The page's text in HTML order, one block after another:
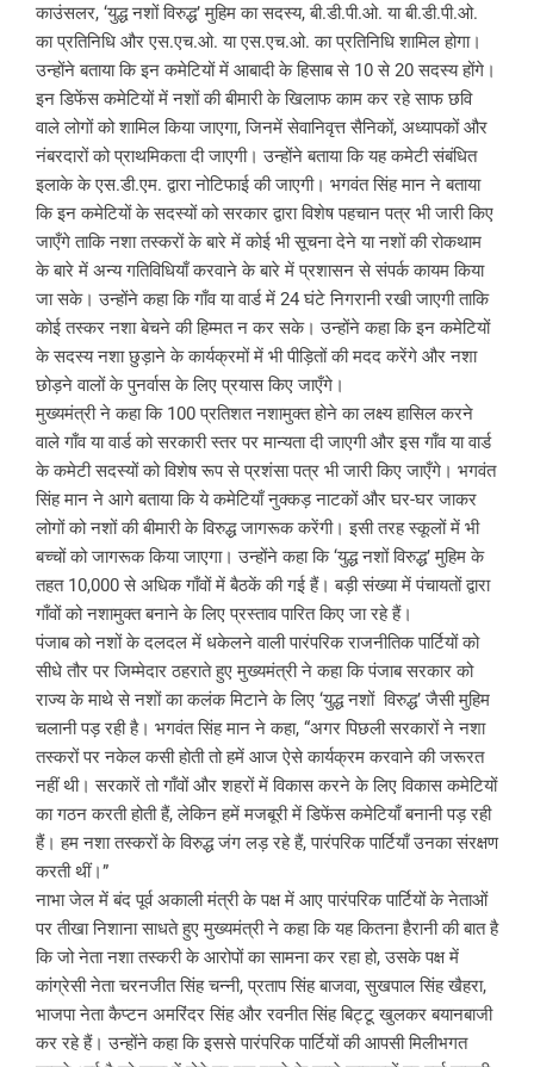
काउंसलर, ‘युद्ध नशों विरुद्ध’ मुहिम का सदस्य, बी.डी.पी.ओ. या बी.डी.पी.ओ.
का प्रतिनिधि और एस.एच.ओ. या एस.एच.ओ. का प्रतिनिधि शामिल होगा।
उन्होंने बताया कि इन कमेटियों में आबादी के हिसाब से 10 से 20 सदस्य होंगे।
इन डिफेंस कमेटियों में नशों की बीमारी के खिलाफ काम कर रहे साफ छवि
वाले लोगों को शामिल किया जाएगा, जिनमें सेवानिवृत्त सैनिकों, अध्यापकों और
नंबरदारों को प्राथमिकता दी जाएगी। उन्होंने बताया कि यह कमेटी संबंधित
इलाके के एस.डी.एम. द्वारा नोटिफाई की जाएगी। भगवंत सिंह मान ने बताया
कि इन कमेटियों के सदस्यों को सरकार द्वारा विशेष पहचान पत्र भी जारी किए
जाएँगे ताकि नशा तस्करों के बारे में कोई भी सूचना देने या नशों की रोकथाम
के बारे में अन्य गतिविधियाँ करवाने के बारे में प्रशासन से संपर्क कायम किया
जा सके। उन्होंने कहा कि गाँव या वार्ड में 24 घंटे निगरानी रखी जाएगी ताकि
कोई तस्कर नशा बेचने की हिम्मत न कर सके। उन्होंने कहा कि इन कमेटियों
के सदस्य नशा छुड़ाने के कार्यक्रमों में भी पीड़ितों की मदद करेंगे और नशा
छोड़ने वालों के पुनर्वास के लिए प्रयास किए जाएँगे।
मुख्यमंत्री ने कहा कि 100 प्रतिशत नशामुक्त होने का लक्ष्य हासिल करने
वाले गाँव या वार्ड को सरकारी स्तर पर मान्यता दी जाएगी और इस गाँव या वार्ड
के कमेटी सदस्यों को विशेष रूप से प्रशंसा पत्र भी जारी किए जाएँगे। भगवंत
सिंह मान ने आगे बताया कि ये कमेटियाँ नुक्कड़ नाटकों और घर-घर जाकर
लोगों को नशों की बीमारी के विरुद्ध जागरूक करेंगी। इसी तरह स्कूलों में भी
बच्चों को जागरूक किया जाएगा। उन्होंने कहा कि ‘युद्ध नशों विरुद्ध’ मुहिम के
तहत 10,000 से अधिक गाँवों में बैठकें की गई हैं। बड़ी संख्या में पंचायतों द्वारा
गाँवों को नशामुक्त बनाने के लिए प्रस्ताव पारित किए जा रहे हैं।
पंजाब को नशों के दलदल में धकेलने वाली पारंपरिक राजनीतिक पार्टियों को
सीधे तौर पर जिम्मेदार ठहराते हुए मुख्यमंत्री ने कहा कि पंजाब सरकार को
राज्य के माथे से नशों का कलंक मिटाने के लिए ‘युद्ध नशों विरुद्ध’ जैसी मुहिम
चलानी पड़ रही है। भगवंत सिंह मान ने कहा, “अगर पिछली सरकारों ने नशा
तस्करों पर नकेल कसी होती तो हमें आज ऐसे कार्यक्रम करवाने की जरूरत
नहीं थी। सरकारें तो गाँवों और शहरों में विकास करने के लिए विकास कमेटियों
का गठन करती होती हैं, लेकिन हमें मजबूरी में डिफेंस कमेटियाँ बनानी पड़ रही
हैं। हम नशा तस्करों के विरुद्ध जंग लड़ रहे हैं, पारंपरिक पार्टियाँ उनका संरक्षण
करती थीं।”
नाभा जेल में बंद पूर्व अकाली मंत्री के पक्ष में आए पारंपरिक पार्टियों के नेताओं
पर तीखा निशाना साधते हुए मुख्यमंत्री ने कहा कि यह कितना हैरानी की बात है
कि जो नेता नशा तस्करी के आरोपों का सामना कर रहा हो, उसके पक्ष में
कांग्रेसी नेता चरनजीत सिंह चन्नी, प्रताप सिंह बाजवा, सुखपाल सिंह खैहरा,
भाजपा नेता कैप्टन अमरिंदर सिंह और रवनीत सिंह बिट्टू खुलकर बयानबाजी
कर रहे हैं। उन्होंने कहा कि इससे पारंपरिक पार्टियों की आपसी मिलीभगत